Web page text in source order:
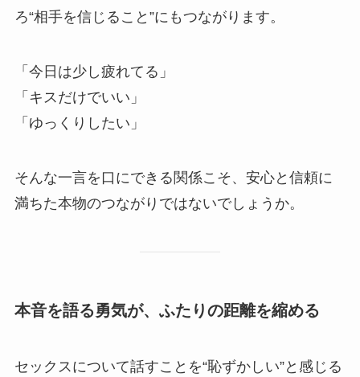
ろ“相手を信じること”にもつながります。
「今日は少し疲れてる」
「キスだけでいい」
「ゆっくりしたい」
そんな一言を口にできる関係こそ、安心と信頼に
満ちた本物のつながりではないでしょうか。
本音を語る勇気が、ふたりの距離を縮める
セックスについて話すことを“恥ずかしい”と感じる